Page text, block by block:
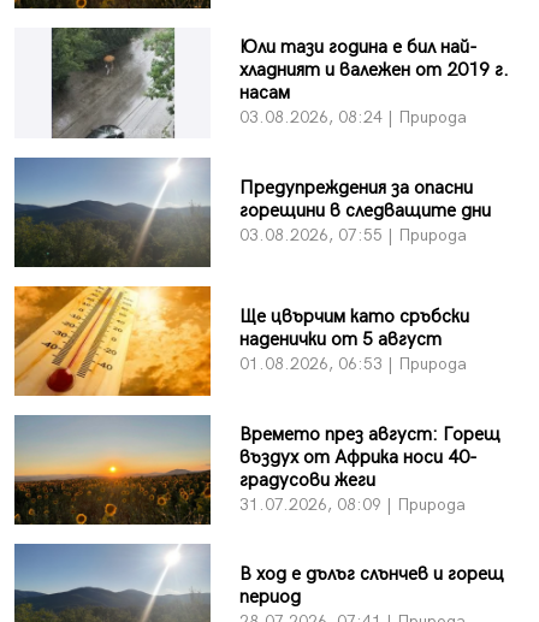
Юли тази година е бил най-
хладният и валежен от 2019 г.
насам
03.08.2026, 08:24 | Природа
Предупреждения за опасни
горещини в следващите дни
03.08.2026, 07:55 | Природа
Ще цвърчим като сръбски
наденички от 5 август
01.08.2026, 06:53 | Природа
Времето през август: Горещ
въздух от Африка носи 40-
градусови жеги
31.07.2026, 08:09 | Природа
В ход е дълъг слънчев и горещ
период